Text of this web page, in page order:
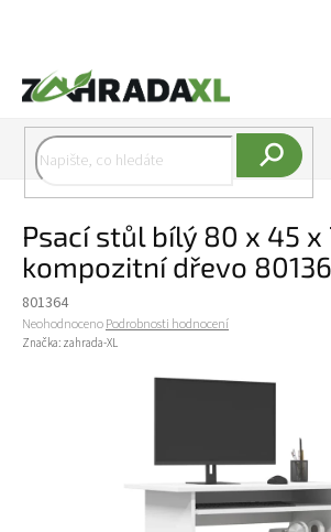
Psací stůl bílý 80 x 45 x
kompozitní dřevo
801364
Průměrné hodnocení produktu je 0,0 z 5 hvězdiček.
NeohodnocenoPodrobnosti hodnocení
Značka: zahrada-XL